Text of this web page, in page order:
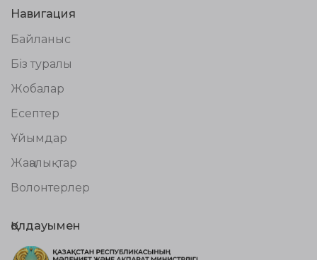
Навигация
Байланыс
Біз туралы
Жобалар
Есептер
Ұйымдар
Жаңалықтар
Волонтерлер
Қолдауымен